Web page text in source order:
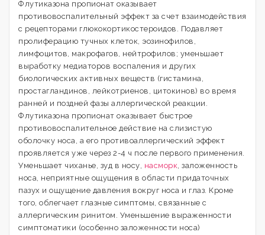
Флутиказона пропионат оказывает
противовоспалительный эффект за счет взаимодействия
с рецепторами глюкокортикостероидов. Подавляет
пролиферацию тучных клеток, эозинофилов,
лимфоцитов, макрофагов, нейтрофилов; уменьшает
выработку медиаторов воспаления и других
биологических активных веществ (гистамина,
простагландинов, лейкотриенов, цитокинов) во время
ранней и поздней фазы аллергической реакции.
Флутиказона пропионат оказывает быстрое
противовоспалительное действие на слизистую
оболочку носа, а его противоаллергический эффект
проявляется уже через 2-4 ч после первого применения.
Уменьшает чиханье, зуд в носу, насморк, заложенность
носа, неприятные ощущения в области придаточных
пазух и ощущение давления вокруг носа и глаз. Кроме
того, облегчает глазные симптомы, связанные с
аллергическим ринитом. Уменьшение выраженности
симптоматики (особенно заложенности носа)